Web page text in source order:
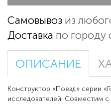
Самовывоз из
Доставка по городу
ОПИСАНИЕ
Конструктор «Поезд» серии
исследователей! Совместим